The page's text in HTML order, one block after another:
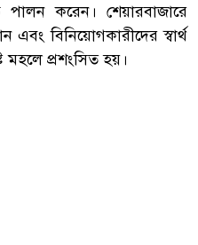
পালন করেন। শেয়ারবাজারে
এবং বিনিয়োগকারীদের স্বার্থ
মহলে প্রশংসিত হয়।